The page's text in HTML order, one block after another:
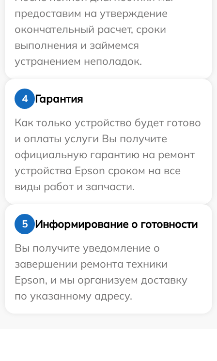
предоставим на утверждение
окончательный расчет, сроки
выполнения и займемся
устранением неполадок.
4
Гарантия
Как только устройство будет готово
и оплаты услуги Вы получите
официальную гарантию на ремонт
устройства Epson сроком на все
виды работ и запчасти.
5
Информирование о готовности
Вы получите уведомление о
завершении ремонта техники
Epson, и мы организуем доставку
по указанному адресу.